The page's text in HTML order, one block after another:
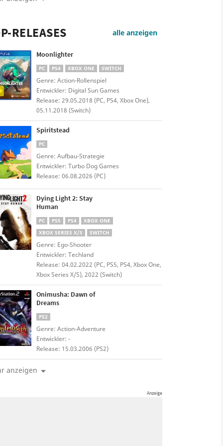
RELEASES alle anzeigen
Moonlighter
PC PS4 XBOX ONE SWITCH
Genre: Action-Rollenspiel
Entwickler: Digital Sun Games
Release: 29.05.2018 (PC, PS4, Xbox One),
05.11.2018 (Switch)
Spiritstead
PC
Genre: Aufbau-Strategie
Entwickler: Turbo Dog Games
Release: 06.08.2026 (PC)
Dying Light 2: Stay
Human
PC PS5 PS4
XBOX ONE
XBOX SERIES X/S
SWITCH
Genre: Ego-Shooter
Entwickler: Techland
Release: 04.02.2022 (PC, PS5, PS4, Xbox One,
Xbox Series X/S), 2022 (Switch)
Onimusha: Dawn of
Dreams
PS2
Genre: Action-Adventure
Entwickler: -
Release: 15.03.2006 (PS2)
anzeigen